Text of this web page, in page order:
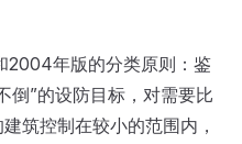
2004年版的分类原则：鉴
倒”的设防目标，对需要比
筑控制在较小的范围内，